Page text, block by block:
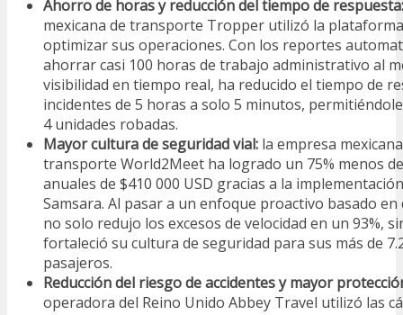
Ahorro de horas y reducción del tiempo de respuesta:
mexicana de transporte Tropper utilizó la
optimizar sus operaciones. Con los reportes
ahorrar casi 100 horas de trabajo administrativo al
visibilidad en tiempo real, ha reducido el tiempo de
incidentes de 5 horas a solo 5 minutos,
4 unidades robadas.
Mayor cultura de seguridad vial: la empresa
transporte World2Meet ha logrado un 75% menos
anuales de $410 000 USD gracias a la
Samsara. Al pasar a un enfoque proactivo basado
no solo redujo los excesos de velocidad en un 93%,
fortaleció su cultura de seguridad para sus más de
pasajeros.
Reducción del riesgo de accidentes y mayor
operadora del Reino Unido Abbey Travel utilizó las